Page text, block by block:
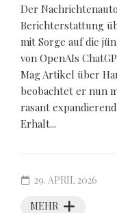
Der
Berichterstattung
mit Sorge auf die
von OpenAIs
Mag Artikel über
beobachtet er nun
rasant
Erhalt...
MEHR
29. APRIL 2026